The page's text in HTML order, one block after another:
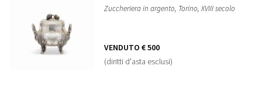
Zuccheriera in argento, Torino, XVIII secolo
VENDUTO € 500
(diritti d'asta esclusi)